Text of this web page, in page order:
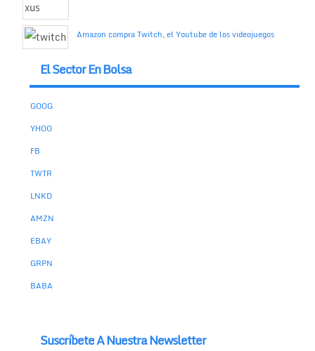
Amazon compra Twitch, el Youtube de los videojuegos
El Sector En Bolsa
GOOG
YHOO
FB
TWTR
LNKD
AMZN
EBAY
GRPN
BABA
Suscríbete A Nuestra Newsletter